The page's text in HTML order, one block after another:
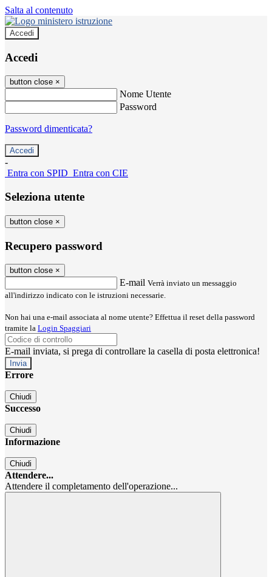
Salta al contenuto
Accedi
Accedi
button close ×
Nome Utente
Password
Password dimenticata?
-
Entra con SPID Entra con CIE
Seleziona utente
button close ×
Recupero password
button close ×
E-mail Verrà inviato un messaggio
all'indirizzo indicato con le istruzioni necessarie.
Non hai una e-mail associata al nome utente? Effettua il reset della password
tramite la Login Spaggiari
E-mail inviata, si prega di controllare la casella di posta elettronica!
Errore
Chiudi
Successo
Chiudi
Informazione
Chiudi
Attendere...
Attendere il completamento dell'operazione...